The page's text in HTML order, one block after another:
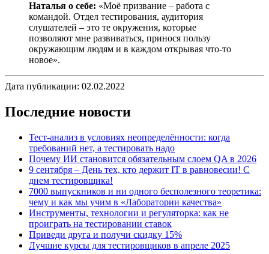
Наталья о себе: «Моё призвание – работа с
командой. Отдел тестирования, аудитория
слушателей – это те окружения, которые
позволяют мне развиваться, принося пользу
окружающим людям и в каждом открывая что-то
новое».
Дата публикации: 02.02.2022
Последние новости
Тест-анализ в условиях неопределённости: когда
требований нет, а тестировать надо
Почему ИИ становится обязательным слоем QA в 2026
9 сентября – День тех, кто держит IT в равновесии! С
днем тестировщика!
7000 выпускников и ни одного бесполезного теоретика:
чему и как мы учим в «Лаборатории качества»
Инструменты, технологии и регуляторка: как не
проиграть на тестировании ставок
Приведи друга и получи скидку 15%
Лучшие курсы для тестировщиков в апреле 2025